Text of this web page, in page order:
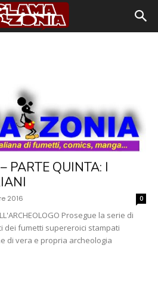
PARTE QUINTA: I
2016 0
Prosegue la serie di
dei fumetti supereroici stampati
di vera e propria archeologia